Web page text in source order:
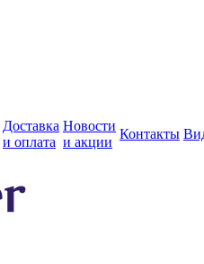
Доставка
и оплата
Новости
и акции
Контакты